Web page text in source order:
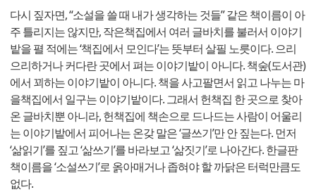
다시 짚자면, “소설을 쓸 때 내가 생각하는 것들” 같은 책이름이 아
주 틀리지는 않지만, 작은책집에서 여러 글바치를 불러서 이야기
밭을 펼 적에는 ‘책집에서 모인다’는 뜻부터 살필 노릇이다. 으리
으리하거나 커다란 곳에서 펴는 이야기밭이 아니다. 책숲(도서관)
에서 꾀하는 이야기밭이 아니다. 책을 사고팔면서 읽고 나누는 마
을책집에서 일구는 이야기밭이다. 그래서 헌책집 한 곳으로 찾아
온 글바치뿐 아니라, 헌책집에 책손으로 드나드는 사람이 어울리
는 이야기밭에서 피어나는 온갖 말은 ‘글쓰기’만 안 짚는다. 먼저
‘삶읽기’를 짚고 ‘삶쓰기’를 바라보고 ‘삶짓기’로 나아간다. 한글판
책이름을 ‘소설쓰기’로 옭아매거나 좁혀야 할 까닭은 터럭만큼도
없다.